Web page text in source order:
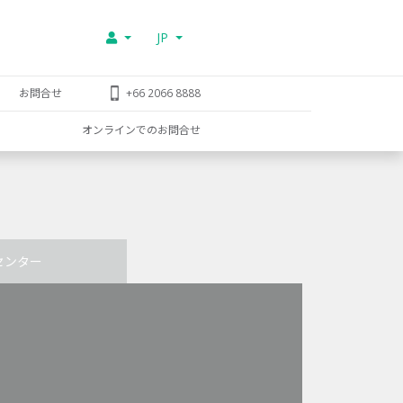
JP
お問合せ +66 2066 8888
オンラインでのお問合せ
ンター